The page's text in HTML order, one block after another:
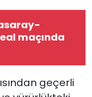
maçında
geçerli